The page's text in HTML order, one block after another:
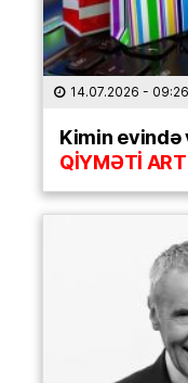
14.07.2026 - 09:26
Kimin evində
QİYMƏTİ